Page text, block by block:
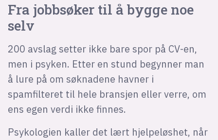
Fra jobbsøker til å bygge noe
selv
200 avslag setter ikke bare spor på CV-en,
men i psyken. Etter en stund begynner man
å lure på om søknadene havner i
spamfilteret til hele bransjen eller verre, om
ens egen verdi ikke finnes.
Psykologien kaller det lært hjelpeløshet, når